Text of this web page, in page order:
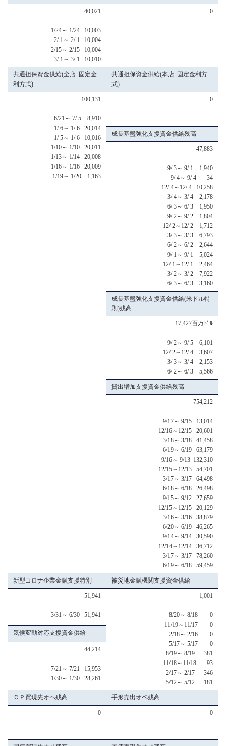
40,021
1/24～ 1/24 10,003
2/ 1～ 2/ 1 10,004
2/15～ 2/15 10,004
3/ 1～ 3/ 1 10,010
0
共通担保資金供給(全店･固定金
利方式)
共通担保資金供給(本店･固定金利方
式)
100,131
6/21～ 7/ 5 8,910
1/ 6～ 1/ 6 20,014
1/ 5～ 1/ 6 10,016
1/10～ 1/10 20,011
1/13～ 1/14 20,008
1/16～ 1/16 20,009
1/19～ 1/20 1,163
0
成長基盤強化支援資金供給残高
47,883
9/ 3～ 9/ 1 1,940
9/ 4～ 9/ 4 34
12/ 4～12/ 4 10,258
3/ 4～ 3/ 4 2,178
6/ 3～ 6/ 3 1,950
9/ 2～ 9/ 2 1,804
12/ 2～12/ 2 1,712
3/ 3～ 3/ 3 6,793
6/ 2～ 6/ 2 2,644
9/ 1～ 9/ 1 5,024
12/ 1～12/ 1 2,464
3/ 2～ 3/ 2 7,922
6/ 3～ 6/ 3 3,160
成長基盤強化支援資金供給(米ドル特
則)残高
17,427百万ﾄﾞﾙ
9/ 2～ 9/ 5 6,101
12/ 2～12/ 4 3,607
3/ 3～ 3/ 4 2,153
6/ 2～ 6/ 3 5,566
貸出増加支援資金供給残高
754,212
9/17～ 9/15 13,014
12/16～12/15 20,601
3/18～ 3/18 41,458
6/19～ 6/19 63,179
9/16～ 9/13 132,310
12/15～12/13 54,701
3/17～ 3/17 64,498
6/18～ 6/18 26,498
9/15～ 9/12 27,659
12/15～12/15 20,129
3/16～ 3/16 38,879
6/20～ 6/19 46,265
9/14～ 9/14 30,590
12/14～12/14 36,712
3/17～ 3/17 78,260
6/19～ 6/18 59,459
新型コロナ企業金融支援特別 被災地金融機関支援資金供給
51,941
3/31～ 6/30 51,941
1,001
8/20～ 8/18 0
11/19～11/17 0
2/18～ 2/16 0
5/17～ 5/17 0
8/19～ 8/19 381
11/18～11/18 93
2/17～ 2/17 346
5/12～ 5/12 181
気候変動対応支援資金供給
44,214
7/21～ 7/21 15,953
1/30～ 1/30 28,261
ＣＰ買現先オペ残高 手形売出オペ残高
0 0